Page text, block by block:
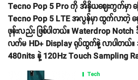
Tecno Pop 5 Pro ကို အိန္ဒိယဈေးကွက်မှာ က
Tecno Pop 5 LTE အလွန်မှာ ထွက်လာတဲ့
ဖုန်းလည်း ဖြစ်ပါတယ်။ Waterdrop Notch ဒီ
လက်မ HD+ Display ရုပ်ထွက်နဲ့ လာပါတယ်။
480nits နဲ့ 120Hz Touch Sampling
Tech